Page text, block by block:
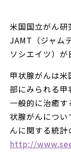
米国国立がん研
JAMT（ジャム
ソシエイツ）が
甲状腺がんは
部にみられる甲
一般的に治癒
状腺がんについ
んに関する統
http://